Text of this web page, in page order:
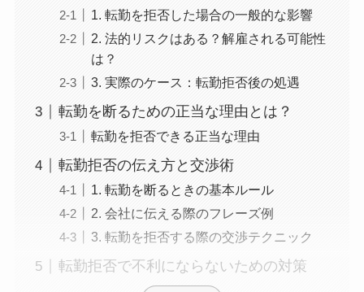
1. 転勤を拒否した場合の一般的な影響
2. 法的リスクはある？解雇される可能性
は？
3. 実際のケース：転勤拒否後の処遇
転勤を断るための正当な理由とは？
転勤を拒否できる正当な理由
転勤拒否の伝え方と交渉術
1. 転勤を断るときの基本ルール
2. 会社に伝える際のフレーズ例
3. 転勤を拒否する際の交渉テクニック
転勤拒否で不利にならないための対策